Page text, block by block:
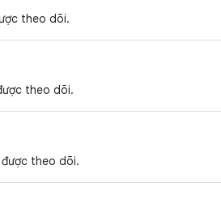
theo dõi.
theo dõi.
theo dõi.